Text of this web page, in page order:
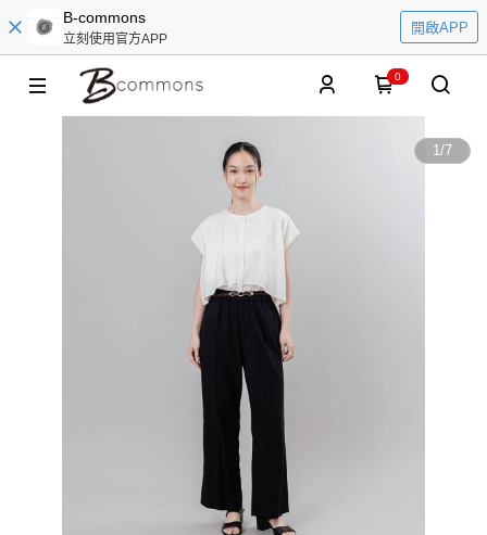
B-commons
立刻使用官方APP
開啟APP
0
1/7